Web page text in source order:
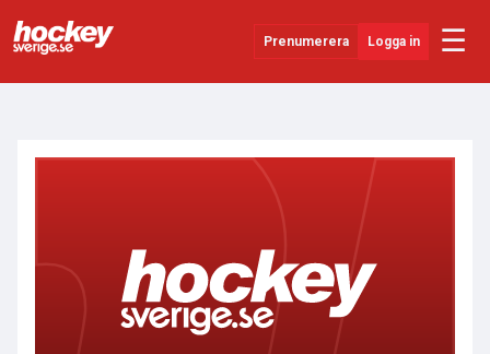
Prenumerera Logga in ☰